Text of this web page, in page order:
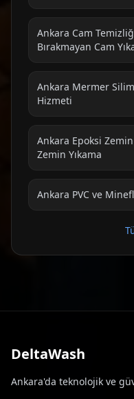
Ankara Cam
Bırakmayan Cam
Ankara Mermer
Hizmeti
Ankara Epoksi
Zemin Yıkama
Ankara PVC ve
DeltaWash
Ankara'da teknolojik ve